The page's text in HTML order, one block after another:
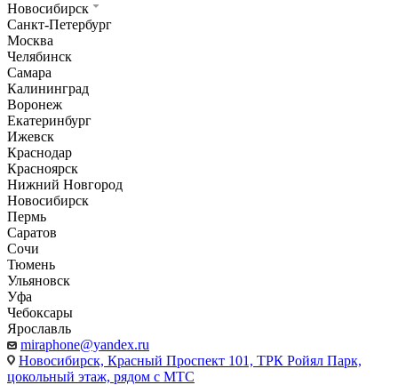
Новосибирск
Санкт-Петербург
Москва
Челябинск
Самара
Калининград
Воронеж
Екатеринбург
Ижевск
Краснодар
Красноярск
Нижний Новгород
Новосибирск
Пермь
Саратов
Сочи
Тюмень
Ульяновск
Уфа
Чебоксары
Ярославль
miraphone@yandex.ru
Новосибирск, Красный Проспект 101, ТРК Ройял Парк,
цокольный этаж, рядом с МТС